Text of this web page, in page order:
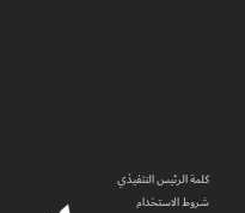
كلمة الرئيس التنفيذي
شروط الاستخدام